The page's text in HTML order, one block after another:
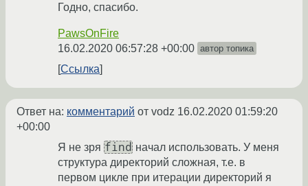
Годно, спасибо.
PawsOnFire
16.02.2020 06:57:28 +00:00 автор топика
Ссылка
Ответ на: комментарий от vodz 16.02.2020 01:59:20
+00:00
Я не зря find начал использовать. У меня
структура директорий сложная, т.е. в
первом цикле при итерации директорий я